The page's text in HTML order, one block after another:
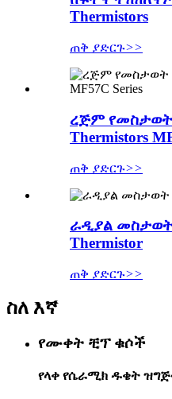
Thermistors
ጠቅ ያድርጉ>>
ረጅም
Thermistors
ጠቅ ያድርጉ>>
ራዲያል መስታወት
Thermistor
ጠቅ ያድርጉ>>
ስለ እኛ
የሙቀት ቺፕ ቁሶች
የላቀ የሴራሚክ ዱቄት